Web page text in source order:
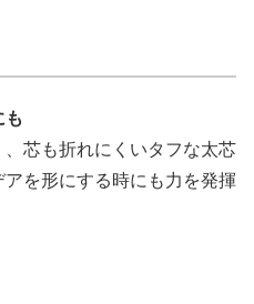
も
芯も折れにくいタフな太芯
を形にする時にも力を発揮